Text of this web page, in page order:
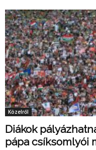
Közelről
Diákok
pápa csíksomlyói